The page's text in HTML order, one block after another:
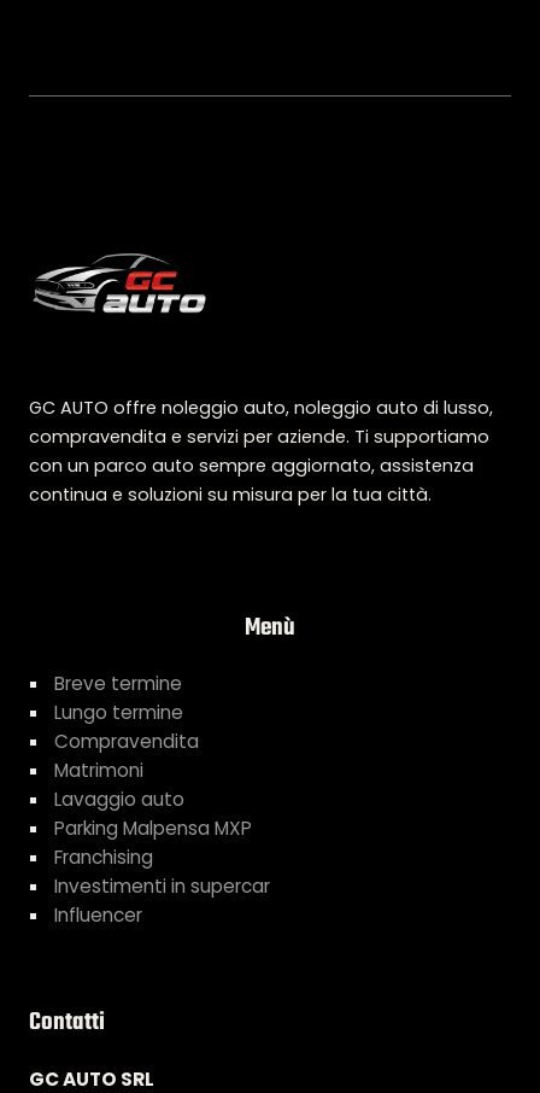
GC AUTO offre noleggio auto, noleggio auto di lusso,
compravendita e servizi per aziende. Ti supportiamo
con un parco auto sempre aggiornato, assistenza
continua e soluzioni su misura per la tua città.
Menù
Breve termine
Lungo termine
Compravendita
Matrimoni
Lavaggio auto
Parking Malpensa MXP
Franchising
Investimenti in supercar
Influencer
Contatti
GC AUTO SRL